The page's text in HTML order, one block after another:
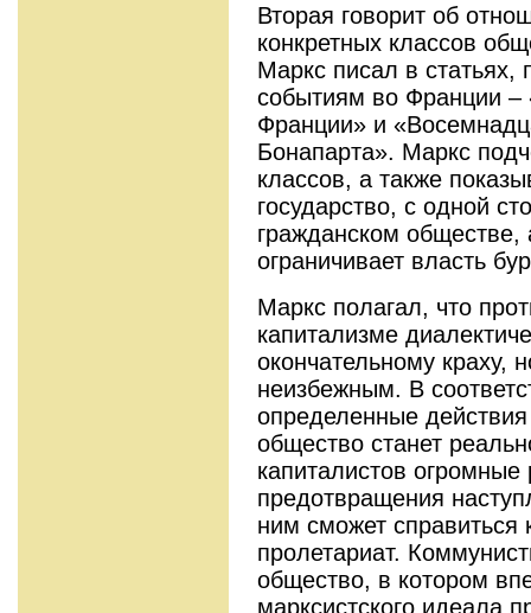
Вторая говорит об
конкретных классов
Маркс писал в статьях,
событиям во Франции –
Франции» и
Бонапарта». Маркс
классов, а также
государство, с одной
гражданском обществе,
ограничивает власть
Маркс полагал, что
капитализме
окончательному краху,
неизбежным. В
определенные
общество станет
капиталистов
предотвращения
ним сможет справиться
пролетариат.
общество, в котором
марксистского идеала